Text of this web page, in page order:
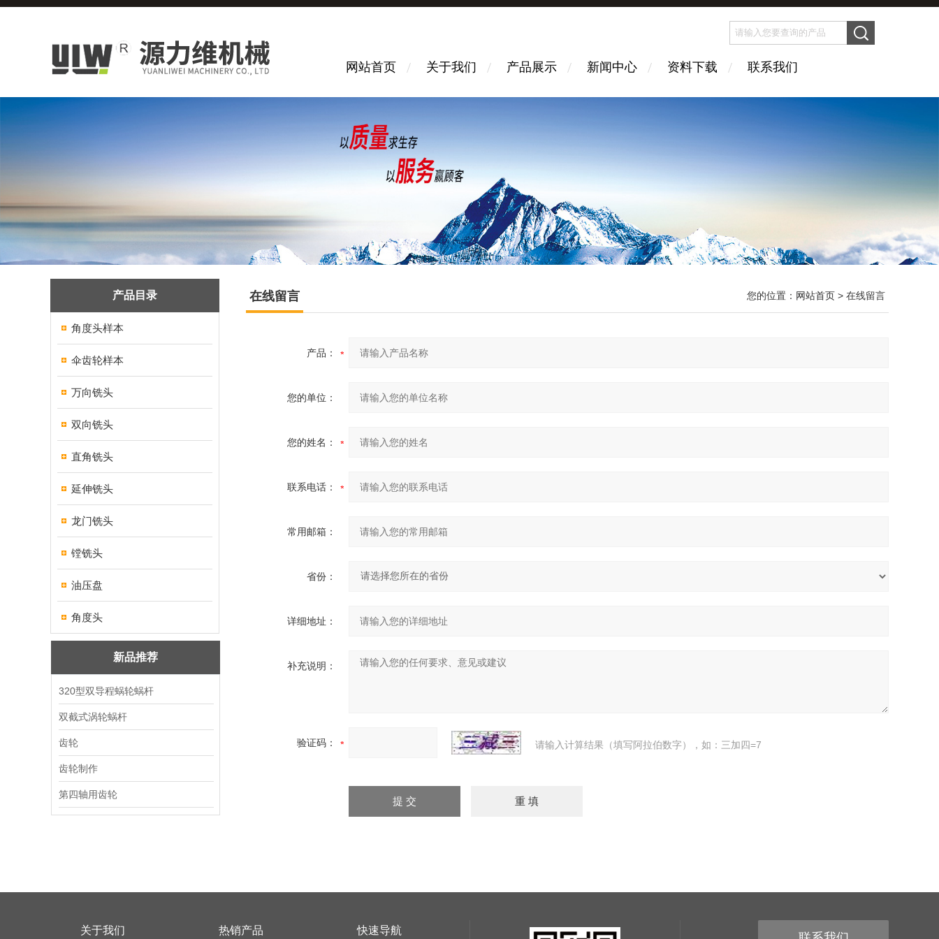
网站首页 关于我们 产品展示 新闻中心 资料下载 联系我们
产品目录
角度头样本
伞齿轮样本
万向铣头
双向铣头
直角铣头
延伸铣头
龙门铣头
镗铣头
油压盘
角度头
新品推荐
320型双导程蜗轮蜗杆
双截式涡轮蜗杆
齿轮
齿轮制作
第四轴用齿轮
在线留言 您的位置： 网站首页 > 在线留言
产品：
您的单位：
您的姓名：
联系电话：
常用邮箱：
省份：
详细地址：
补充说明：
验证码： 请输入计算结果（填写阿拉伯数字），如：三加四=7
关于我们 热销产品 快速导航